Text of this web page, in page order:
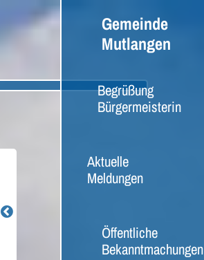
Gemeinde
Mutlangen
Begrüßung
Bürgermeisterin
Aktuelle
Meldungen
Öffentliche
Bekanntmachungen